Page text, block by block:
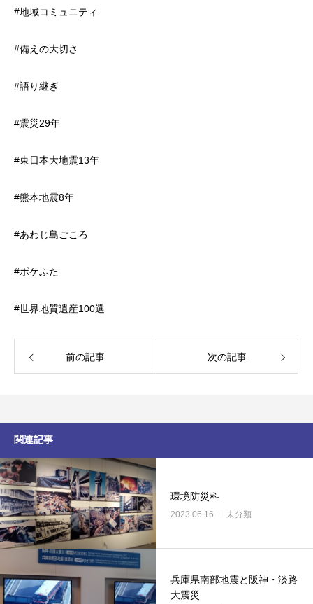
#地域コミュニティ
#備えの大切さ
#語り継ぎ
#震災29年
#東日本大地震13年
#熊本地震8年
#あわじ島ごころ
#ポケふた
#世界地質遺産100選
前の記事 次の記事
関連記事
環境防災科
2023.06.16 未分類
兵庫県南部地震と阪神・淡路
大震災